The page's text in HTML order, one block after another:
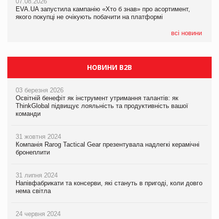
EVA.UA запустила кампанію «Хто б знав» про асортимент,
якого покупці не очікують побачити на платформі
всі новини
05.08.2026
Мережа супермаркетів VARUS купує мережу магазинів
НОВИНИ B2B
03 березня 2026
Освітній бенефіт як інструмент утримання талантів: як
ThinkGlobal підвищує лояльність та продуктивність вашої
команди
31 жовтня 2024
Компанія Rarog Tactical Gear презентувала надлегкі керамічні
бронеплити
31 липня 2024
Напівфабрикати та консерви, які стануть в пригоді, коли довго
нема світла
24 червня 2024